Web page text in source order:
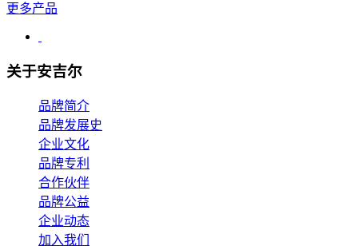
更多产品
关于安吉尔
品牌简介
品牌发展史
企业文化
品牌专利
合作伙伴
品牌公益
企业动态
加入我们